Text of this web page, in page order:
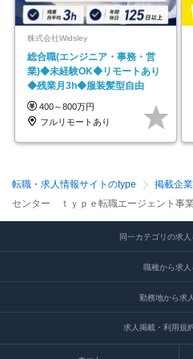
株式会社Widsley
総合職(エンジニア・事務・営
業)◆未経験OK◆リモートあり
◆残業月3h◆服装髪型自由
400～800万円
フルリモートあり
転職・求人情報サイトのtype 掲載企
センター ｔｙｐｅ転職エージェント事
同一カテゴリの求
職種から求
勤務地から求
求人掲載・利用規